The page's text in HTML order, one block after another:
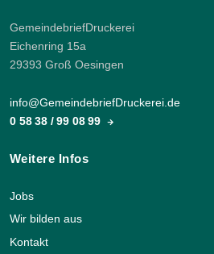
GemeindebriefDruckerei
Eichenring 15a
29393 Groß Oesingen
info@GemeindebriefDruckerei.de
0 58 38 / 99 08 99
Weitere Infos
Jobs
Wir bilden aus
Kontakt